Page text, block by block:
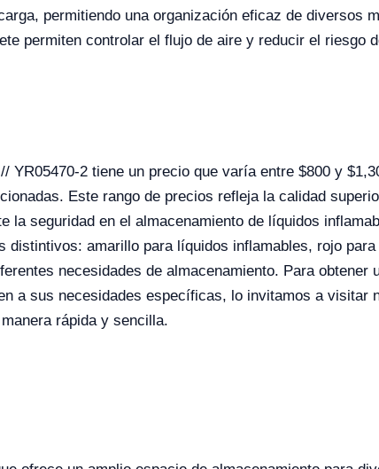
permitiendo una organización eficaz de diversos
permiten controlar el flujo de aire y reducir el riesgo
YR05470-2 tiene un precio que varía entre $800 y
Este rango de precios refleja la calidad
la seguridad en el almacenamiento de líquidos
amarillo para líquidos inflamables, rojo para
necesidades de almacenamiento. Para obtener
a sus necesidades específicas, lo invitamos a visitar
rápida y sencilla.